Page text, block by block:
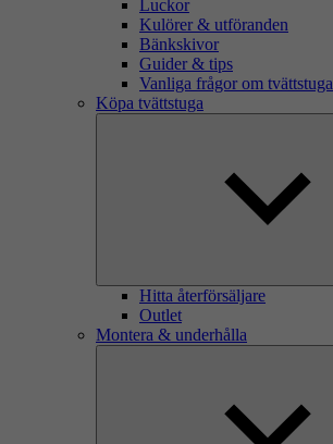
Luckor
Kulörer & utföranden
Bänkskivor
Guider & tips
Vanliga frågor om tvättstuga
Köpa tvättstuga
Hitta återförsäljare
Outlet
Montera & underhålla